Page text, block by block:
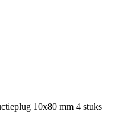
10x80 mm 4 stuks